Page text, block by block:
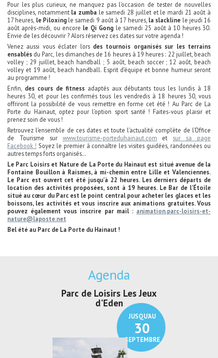
Pour les plus curieux, ne manquez pas l’occasion de tester de nouvelles
disciplines, notamment la zumba le samedi 28 juillet et le mardi 21 août à
17 heures, le Piloxingle samedi 9 août à 17 heures, la slackline le jeudi 16
août après-midi, ou encore le Qi Gong le samedi 25 août à 10 heures 30.
Envie de les découvrir ? Alors réservez ces dates sur votre agenda !
Venez aussi vous éclater lors des tournois organisés sur les terrains
ensablés du Parc, les dimanches de 16 heures à 19 heures : 22 juillet, beach
volley ; 29 juillet, beach handball ; 5 août, beach soccer ; 12 août, beach
volley et 19 août, beach handball. Esprit d’équipe et bonne humeur seront
au programme !
Enfin, des cours de fitnessadaptés aux débutants tous les lundis à 18
heures 30, et pour les confirmés tous les vendredis à 18 heures 30, vous
offriront la possibilité de vous remettre en forme cet été ! Au Parc de La
Porte du Hainaut, optez pour l’option sport santé ! Faites-vous plaisir et
prenez soin de vous !
Retrouvez l’ensemble de ces dates et toute l’actualité complète de l’Office
de Tourisme sur www.tourisme-porteduhainaut.com et sur sa page
Facebook ! Soyez le premier à connaître les visites guidées, randonnées ou
autres temps forts organisés…
Le Parc Loisirs et Nature de La Porte du Hainaut est situé avenue de la
Fontaine Bouillon à Raismes, à mi-chemin entre Lille et Valenciennes.
Le Parc est ouvert cet été jusqu’à 22 heures. Les derniers départs de
location des activités proposées, sont à 19 heures. Le Bar de l’Étoile
situé au cœur du Parc est le point central pour acheter les glaces et les
boissons, les activités et vous inscrire aux animations gratuites. Vous
pouvez également vous inscrire par mail : animation.parc-loisirs-et-
nature@laposte.net
Bel été au Parc de La Porte du Hainaut !
Agenda
JUSQU'AU
21
SEPTEMBRE
Exposition "Lucien Jonas -
Au pays du charbon ...